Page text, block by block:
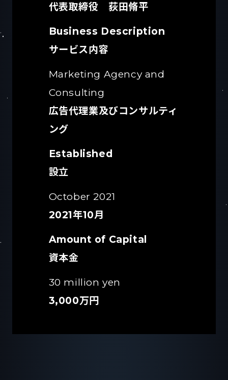
代表取締役 荻田脩平
Business Description
サービス内容
Marketing Agency and
Consulting
広告代理業及びコンサルティ
ング
Established
設立
October 2021
2021年10月
Amount of Capital
資本金
30 million yen
3,000万円